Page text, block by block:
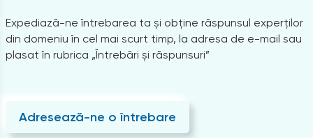
Expediază-ne întrebarea ta și obține răspunsul experților
din domeniu în cel mai scurt timp, la adresa de e-mail sau
plasat în rubrica „Întrebări și răspunsuri”
Adresează-ne o întrebare